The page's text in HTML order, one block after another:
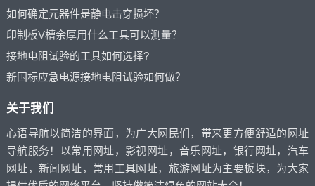
如何确定元器件是静电击穿损坏？
印制板V槽余厚用什么工具可以测量？
接地电阻试验的工具如何选择?
新国标应急电源接地电阻试验如何做？
关于我们
心语导航以简洁的界面，为广大网民们，带来更方便舒适的网址
导航服务！以常用网址，影视网址，音乐网址，银行网址，汽车
网址，新闻网址，常用工具网址，旅游网址为主要板块，为大家